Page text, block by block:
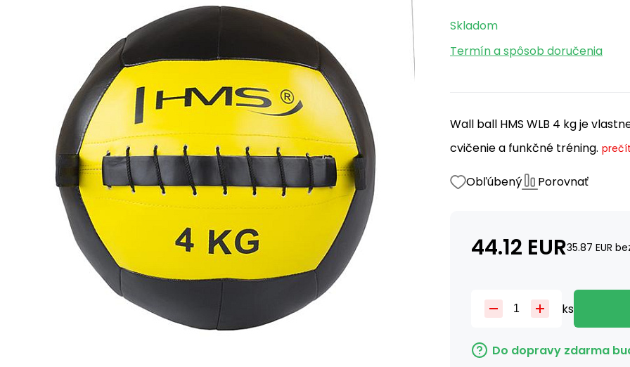
Skladom
Termín a spôsob doručenia
Wall ball HMS WLB 4 kg je
cvičenie a funkčné tréning.
Obľúbený Porovnať
44.12 EUR35.87 EUR
ks
Do dopravy zdarma